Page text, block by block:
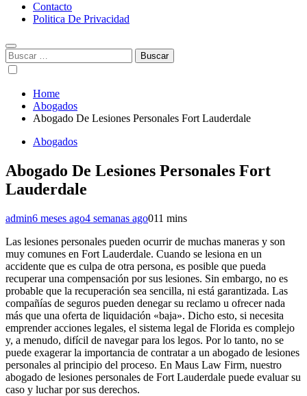
Contacto
Politica De Privacidad
Buscar:
Home
Abogados
Abogado De Lesiones Personales Fort Lauderdale
Abogados
Abogado De Lesiones Personales Fort
Lauderdale
admin6 meses ago4 semanas ago011 mins
Las lesiones personales pueden ocurrir de muchas maneras y son
muy comunes en Fort Lauderdale. Cuando se lesiona en un
accidente que es culpa de otra persona, es posible que pueda
recuperar una compensación por sus lesiones. Sin embargo, no es
probable que la recuperación sea sencilla, ni está garantizada. Las
compañías de seguros pueden denegar su reclamo u ofrecer nada
más que una oferta de liquidación «baja». Dicho esto, si necesita
emprender acciones legales, el sistema legal de Florida es complejo
y, a menudo, difícil de navegar para los legos. Por lo tanto, no se
puede exagerar la importancia de contratar a un abogado de lesiones
personales al principio del proceso. En Maus Law Firm, nuestro
abogado de lesiones personales de Fort Lauderdale puede evaluar su
caso y luchar por sus derechos.